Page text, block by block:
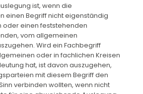
ist, wenn die
einen Begriff nicht eigenständig
oder einen feststehenden
vom allgemeinen
Wird ein Fachbegriff
oder in fachlichen Kreisen
hat, ist davon auszugehen,
mit diesem Begriff den
verbinden wollten, wenn nicht